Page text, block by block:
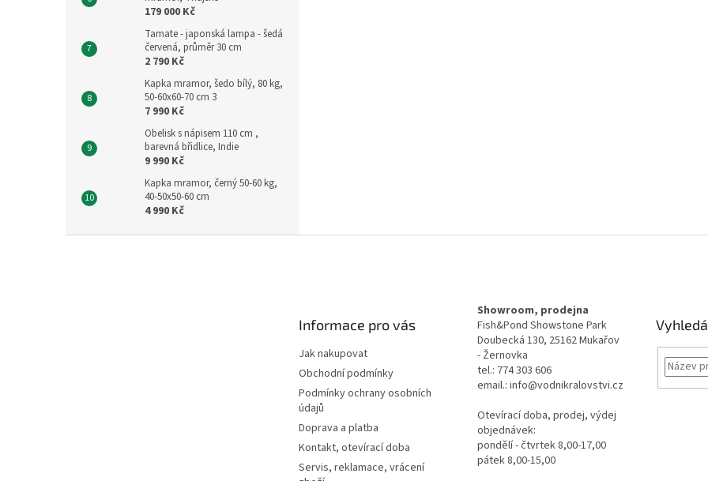
179 000 Kč
Tamate - japonská lampa - šedá
červená, průměr 30 cm
2 790 Kč
Kapka mramor, šedo bílý, 80 kg,
50-60x60-70 cm 3
7 990 Kč
Obelisk s nápisem 110 cm ,
barevná břidlice, Indie
9 990 Kč
Kapka mramor, černý 50-60 kg,
40-50x50-60 cm
4 990 Kč
Informace pro vás
Jak nakupovat
Obchodní podmínky
Podmínky ochrany osobních
údajů
Doprava a platba
Kontakt, otevírací doba
Servis, reklamace, vrácení
Showroom, prodejna
Fish&Pond Showstone Park
Doubecká 130, 25162 Mukařov
- Žernovka
tel.: 774 303 606
email.: info@vodnikralovstvi.cz
Otevírací doba, prodej, výdej
objednávek:
pondělí - čtvrtek 8,00-17,00
pátek 8,00-15,00